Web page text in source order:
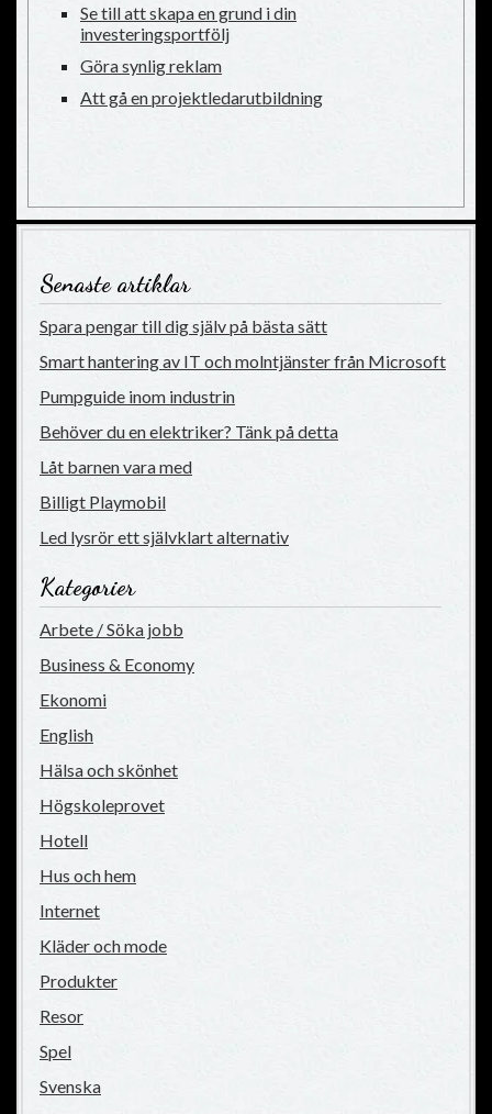
Se till att skapa en grund i din
investeringsportfölj
Göra synlig reklam
Att gå en projektledarutbildning
Senaste artiklar
Spara pengar till dig själv på bästa sätt
Smart hantering av IT och molntjänster från Microsoft
Pumpguide inom industrin
Behöver du en elektriker? Tänk på detta
Låt barnen vara med
Billigt Playmobil
Led lysrör ett självklart alternativ
Kategorier
Arbete / Söka jobb
Business & Economy
Ekonomi
English
Hälsa och skönhet
Högskoleprovet
Hotell
Hus och hem
Internet
Kläder och mode
Produkter
Resor
Spel
Svenska